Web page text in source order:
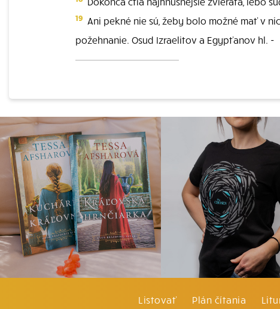
19 Ani pekné nie sú, žeby bolo možné mať v
požehnanie. Osud Izraelitov a Egypťanov hl. -
Listovať Plán čítania